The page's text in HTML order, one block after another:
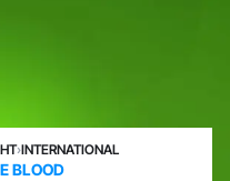
›INTERNATIONAL
BLOOD